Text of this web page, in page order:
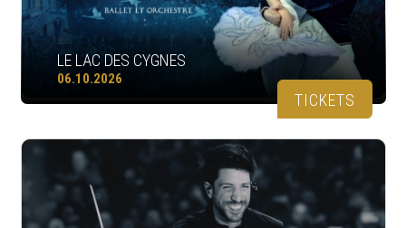
LE LAC DES CYGNES
06.10.2026
TICKETS